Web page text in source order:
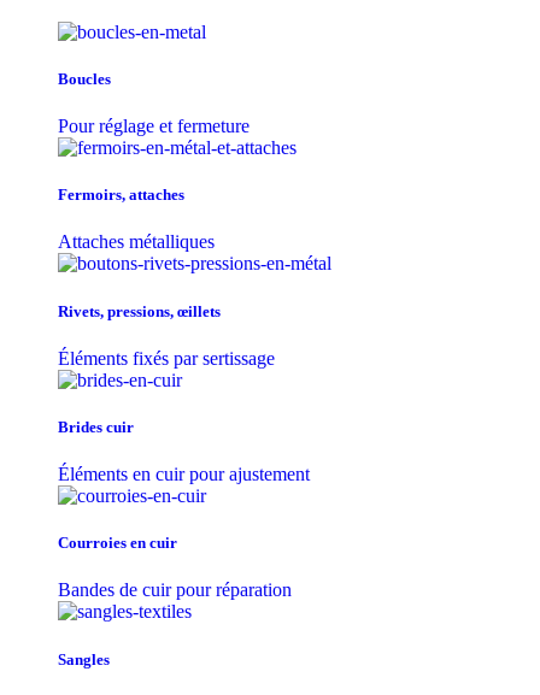
Boucles
Pour réglage et fermeture
Fermoirs, attaches
Attaches métalliques
Rivets, pressions, œillets
Éléments fixés par sertissage
Brides cuir
Éléments en cuir pour ajustement
Courroies en cuir
Bandes de cuir pour réparation
Sangles